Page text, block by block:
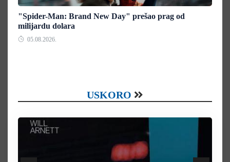
"Spider-Man: Brand New Day" prešao prag od
milijardu dolara
05.08.2026.
USKORO